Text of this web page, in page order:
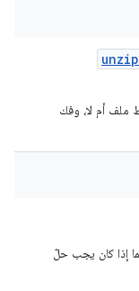
unzip
ملف أم لا، وفك
إذا كان يجب حلّ